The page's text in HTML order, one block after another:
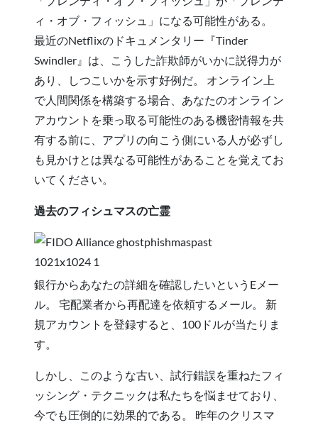
ィ・オブ・フィッシュ」になる可能性がある。
最近のNetflixのドキュメンタリー『Tinder
Swindler』は、こうした詐欺師がいかに説得力が
あり、しつこいかを示す好例だ。 オンライン上
で人間関係を構築する場合、あなたのオンライン
アカウントを乗っ取る可能性のある機密情報を共
有する前に、アプリの向こう側にいる人が必ずし
も見かけとは異なる可能性があることを覚えてお
いてください。
過去のフィシュマスの亡霊
銀行からあなたの詳細を確認したいというEメー
ル。 宅配業者から再配達を依頼するメール。 新
規アカウントを登録すると、100ドルが当たりま
す。
しかし、このような古い、試行錯誤を重ねたフィ
ッシング・テクニックは私たちを悩ませており、
今でも圧倒的に効果的である。 昨年のクリスマ